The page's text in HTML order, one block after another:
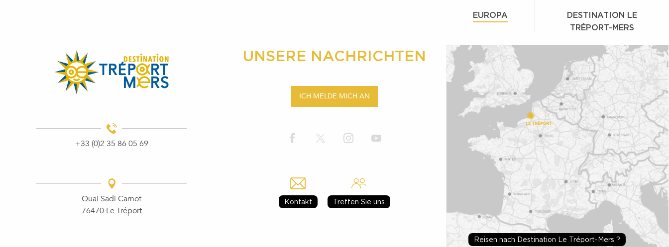
+33 (0)2 35 86 05 69
Quai Sadi Carnot
76470 Le Tréport
UNSERE NACHRICHTEN
ICH MELDE MICH AN
Kontakt Treffen Sie uns
EUROPA
DESTINATION LE
TRÉPORT-MERS
Reisen nach Destination Le Tréport-Mers ?